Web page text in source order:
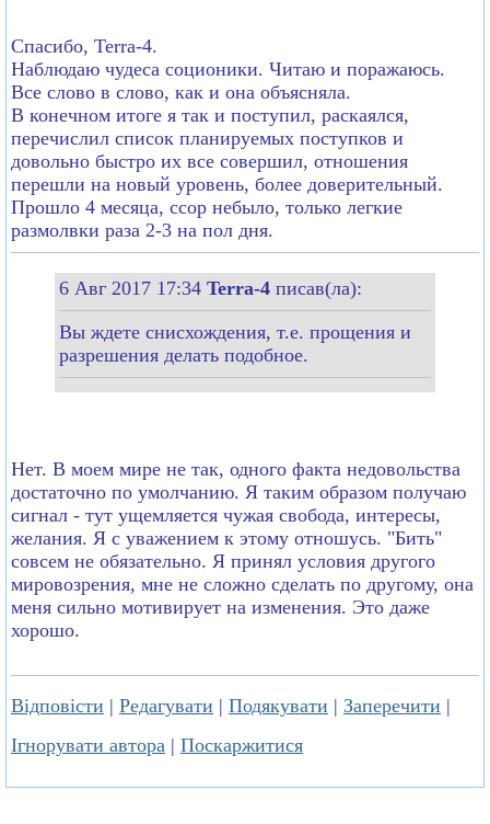
Спасибо, Terra-4.
Наблюдаю чудеса соционики. Читаю и поражаюсь.
Все слово в слово, как и она объясняла.
В конечном итоге я так и поступил, раскаялся,
перечислил список планируемых поступков и
довольно быстро их все совершил, отношения
перешли на новый уровень, более доверительный.
Прошло 4 месяца, ссор небыло, только легкие
размолвки раза 2-3 на пол дня.
6 Авг 2017 17:34 Terra-4 писав(ла):
Вы ждете снисхождения, т.е. прощения и
разрешения делать подобное.
Нет. В моем мире не так, одного факта недовольства
достаточно по умолчанию. Я таким образом получаю
сигнал - тут ущемляется чужая свобода, интересы,
желания. Я с уважением к этому отношусь. "Бить"
совсем не обязательно. Я принял условия другого
мировозрения, мне не сложно сделать по другому, она
меня сильно мотивирует на изменения. Это даже
хорошо.
Відповісти | Редагувати | Подякувати | Заперечити |
Ігнорувати автора | Поскаржитися